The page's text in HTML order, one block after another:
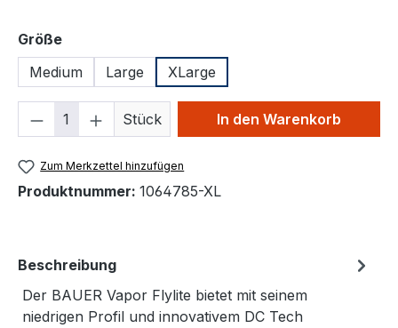
Größeauswählen
Medium
Large XLarge
Produkt Anzahl: Gib den
Stück In den Warenkorb
Zum Merkzettel hinzufügen
Produktnummer: 1064785-XL
Beschreibung
Der BAUER Vapor Flylite bietet mit seinem
niedrigen Profil und innovativem DC Tech